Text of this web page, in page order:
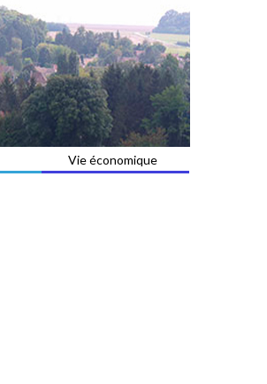
Vie économique